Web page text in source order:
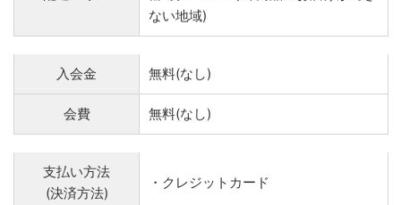
ない地域)
入会金 無料(なし)
会費 無料(なし)
支払い方法
(決済方法)
・クレジットカード